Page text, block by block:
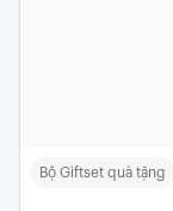
Bộ Giftset quà tặng